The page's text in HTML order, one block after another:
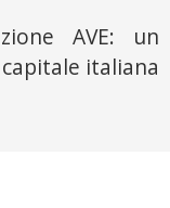
AVE: un
italiana